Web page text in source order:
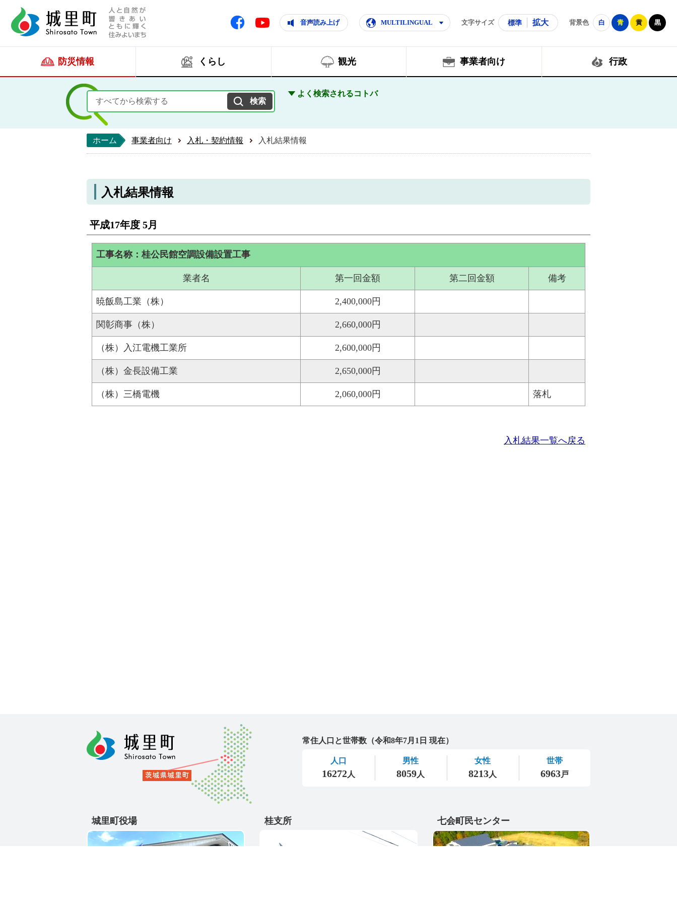
人と自然が響きあいともに輝く住みよいまち
Facebook Youtube 音声読み上げ MULTILINGUAL 文字サイズ 標準 拡大 背景色 白 青 黄 黒
防災情報 くらし 観光 事業者向け 行政
よく検索されるコトバ
ホーム 事業者向け 入札・契約情報 入札結果情報
入札結果情報
平成17年度 5月
工事名称：桂公民館空調設備設置工事
業者名 第一回金額 第二回金額 備考
暁飯島工業（株） 2,400,000円
関彰商事（株） 2,660,000円
（株）入江電機工業所 2,600,000円
（株）金長設備工業 2,650,000円
（株）三橋電機 2,060,000円 落札
入札結果一覧へ戻る
城里町役場 桂支所 七会町民センター